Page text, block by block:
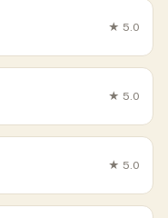
★ 5.0
★ 5.0
★ 5.0